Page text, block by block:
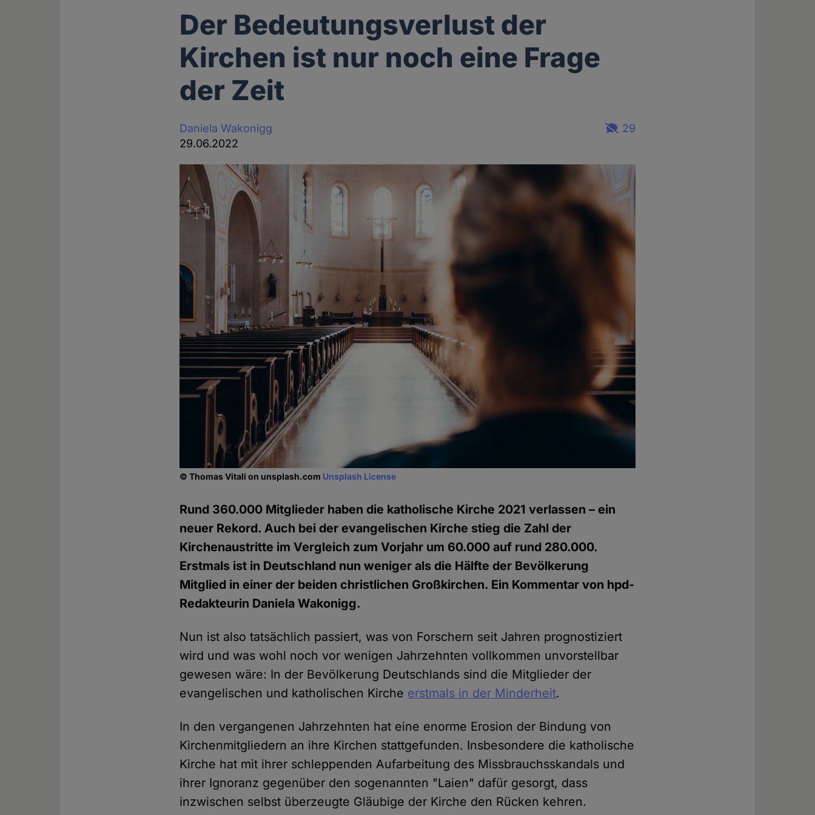
Der Bedeutungsverlust der
Kirchen ist nur noch eine Frage
der Zeit
Daniela Wakonigg
29.06.2022
29
© Thomas Vitali on unsplash.com Unsplash License
Rund 360.000 Mitglieder haben die katholische Kirche 2021 verlassen – ein
neuer Rekord. Auch bei der evangelischen Kirche stieg die Zahl der
Kirchenaustritte im Vergleich zum Vorjahr um 60.000 auf rund 280.000.
Erstmals ist in Deutschland nun weniger als die Hälfte der Bevölkerung
Mitglied in einer der beiden christlichen Großkirchen. Ein Kommentar von hpd-
Redakteurin Daniela Wakonigg.
Nun ist also tatsächlich passiert, was von Forschern seit Jahren prognostiziert
wird und was wohl noch vor wenigen Jahrzehnten vollkommen unvorstellbar
gewesen wäre: In der Bevölkerung Deutschlands sind die Mitglieder der
evangelischen und katholischen Kirche erstmals in der Minderheit.
In den vergangenen Jahrzehnten hat eine enorme Erosion der Bindung von
Kirchenmitgliedern an ihre Kirchen stattgefunden. Insbesondere die katholische
Kirche hat mit ihrer schleppenden Aufarbeitung des Missbrauchsskandals und
ihrer Ignoranz gegenüber den sogenannten "Laien" dafür gesorgt, dass
inzwischen selbst überzeugte Gläubige der Kirche den Rücken kehren.